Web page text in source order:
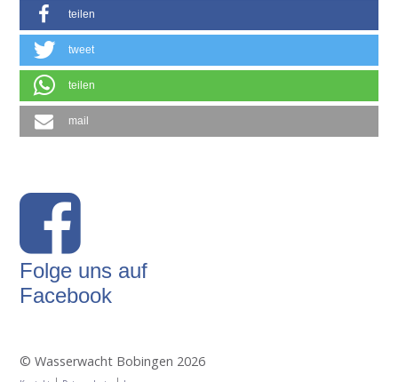
teilen
tweet
teilen
mail
Folge uns auf
Facebook
© Wasserwacht Bobingen 2026